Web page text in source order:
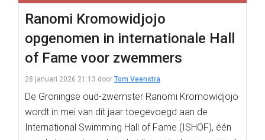
Ranomi Kromowidjojo
opgenomen in internationale Hall
of Fame voor zwemmers
28 januari 2026 21:13 door Tom Veenstra
De Groningse oud-zwemster Ranomi Kromowidjojo
wordt in mei van dit jaar toegevoegd aan de
International Swimming Hall of Fame (ISHOF), één